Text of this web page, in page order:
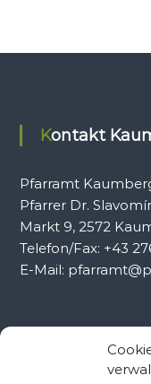
Kontakt
Pfarramt
Pfarrer Dr.
Markt 9, 2572
Telefon/Fax: +43
E-Mail:
Kontakt